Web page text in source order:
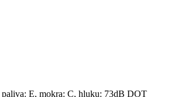
E, mokra: C, hluku: 73dB DOT